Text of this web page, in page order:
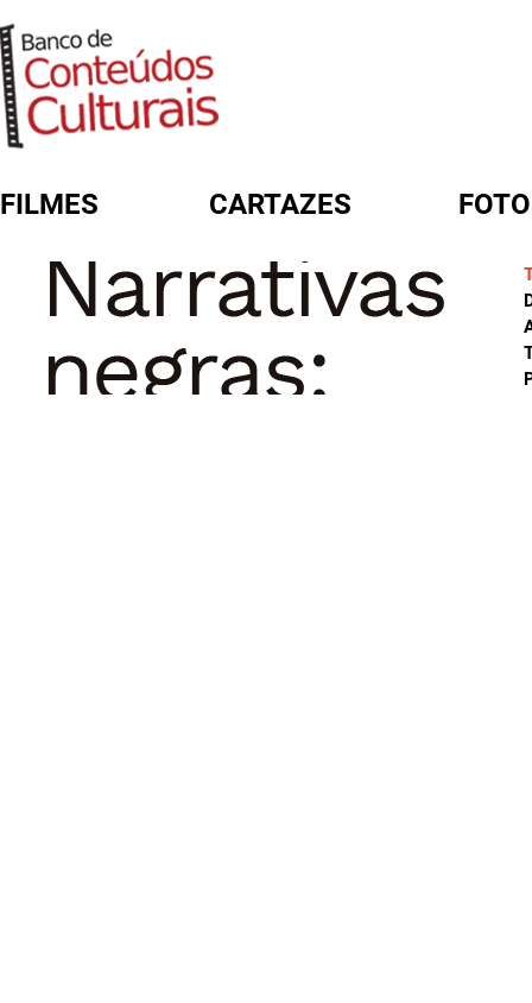
FILMES CARTAZES
FORMULÁRIO DE BUSCA